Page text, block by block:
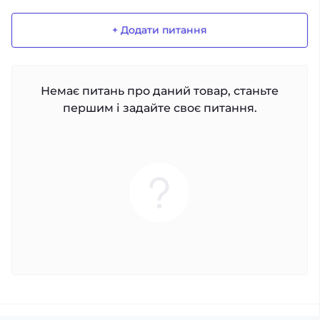
+ Додати питання
Немає питань про даний товар, станьте
першим і задайте своє питання.